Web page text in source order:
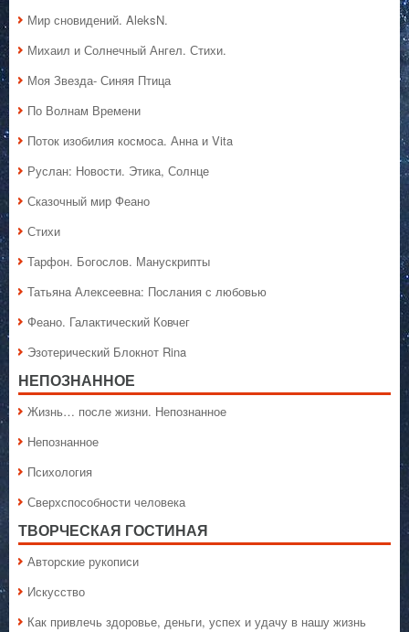
Мир сновидений. AleksN.
Михаил и Солнечный Ангел. Стихи.
Моя Звезда- Синяя Птица
По Волнам Времени
Поток изобилия космоса. Анна и Vita
Руслан: Новости. Этика, Солнце
Сказочный мир Феано
Стихи
Тарфон. Богослов. Манускрипты
Татьяна Алексеевна: Послания с любовью
Феано. Галактический Ковчег
Эзотерический Блокнот Rina
НЕПОЗНАННОЕ
Жизнь… после жизни. Непознанное
Непознанное
Психология
Сверхспособности человека
ТВОРЧЕСКАЯ ГОСТИНАЯ
Авторские рукописи
Искусство
Как привлечь здоровье, деньги, успех и удачу в нашу жизнь